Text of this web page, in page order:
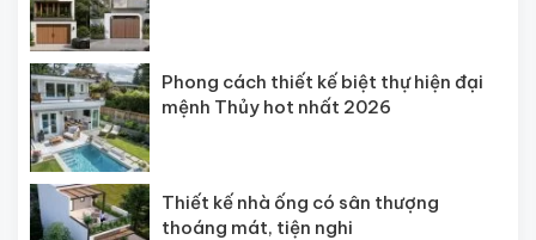
Phong cách thiết kế biệt thự hiện đại
mệnh Thủy hot nhất 2026
Thiết kế nhà ống có sân thượng
thoáng mát, tiện nghi